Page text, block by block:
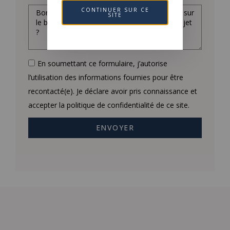
En soumettant ce formulaire, j’autorise
l’utilisation des informations fournies pour être
recontacté(e). Je déclare avoir pris connaissance et
accepter la politique de confidentialité de ce site.
ENVOYER
CONTINUER SUR CE
SITE